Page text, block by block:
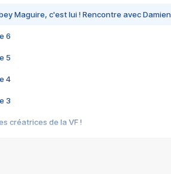
Maguire, c'est lui ! Rencontre avec
6
5
4
3
créatrices de la VF !